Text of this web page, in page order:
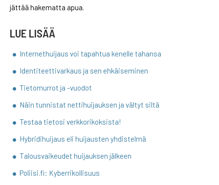
jättää hakematta apua.
LUE LISÄÄ
Internethuijaus voi tapahtua kenelle tahansa
Identiteettivarkaus ja sen ehkäiseminen
Tietomurrot ja -vuodot
Näin tunnistat nettihuijauksen ja vältyt siltä
Testaa tietosi verkkorikoksista!
Hybridihuijaus eli huijausten yhdistelmä
Talousvaikeudet huijauksen jälkeen
Poliisi.fi: Kyberrikollisuus